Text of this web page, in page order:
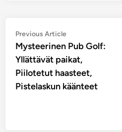
Post
navigation
Previous ArticlePrevious
article:
Mysteerinen Pub Golf:
Yllättävät paikat,
Piilotetut haasteet,
Pistelaskun käänteet